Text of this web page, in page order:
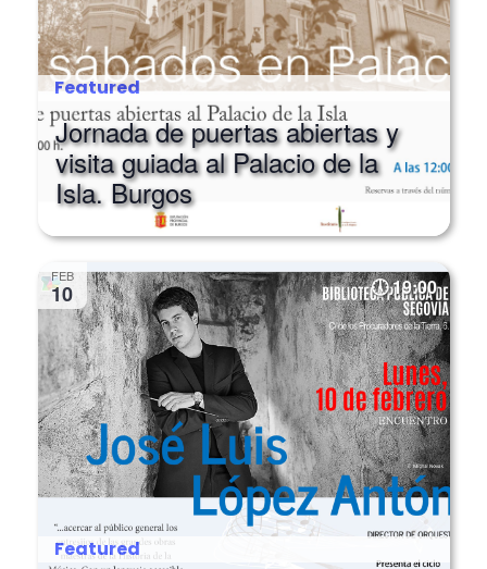
Featured
Jornada de puertas abiertas y
visita guiada al Palacio de la
Isla. Burgos
FEB
10 19:00
Featured